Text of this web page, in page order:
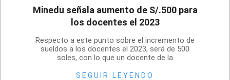
Minedu señala aumento de S/.500 para
los docentes el 2023
01-
Respecto a este punto sobre el incremento de
sueldos a los docentes el 2023, será de 500
soles, con lo que un docente de la
SEGUIR LEYENDO